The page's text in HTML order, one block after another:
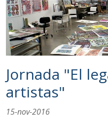
Jornada "El
artistas"
15-nov-2016